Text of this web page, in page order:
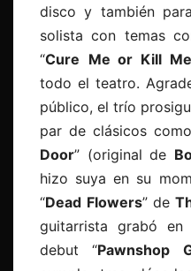
disco y también
solista con temas
“Cure Me or Kill Me
todo el teatro.
público, el trío
par de clásicos
Door” (original de
hizo suya en su
“Dead Flowers” de
guitarrista grabó
debut “Pawnshop